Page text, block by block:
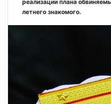
реализации плана
летнего знакомого.